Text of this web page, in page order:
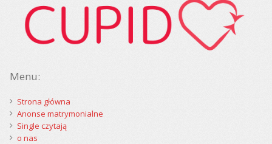
Menu:
Strona główna
Anonse matrymonialne
Single czytają
o nas